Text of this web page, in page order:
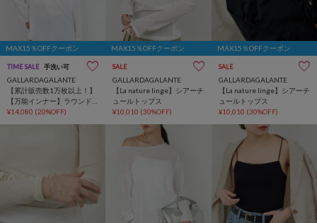
MAX15％OFFクーポン
TIME SALE 手洗い可
GALLARDAGALANTE
【累計販売数1万枚以上！】
【万能インナー】ラウンド
ブラウスTee
¥14,080 (20%OFF)
MAX15％OFFクーポン
SALE
GALLARDAGALANTE
【La nature linge】シアーチ
ュールトップス
¥10,010 (30%OFF)
MAX15％OFFクーポン
SALE
GALLARDAGALANTE
【La nature linge】シアーチ
ュールトップス
¥10,010 (30%OFF)